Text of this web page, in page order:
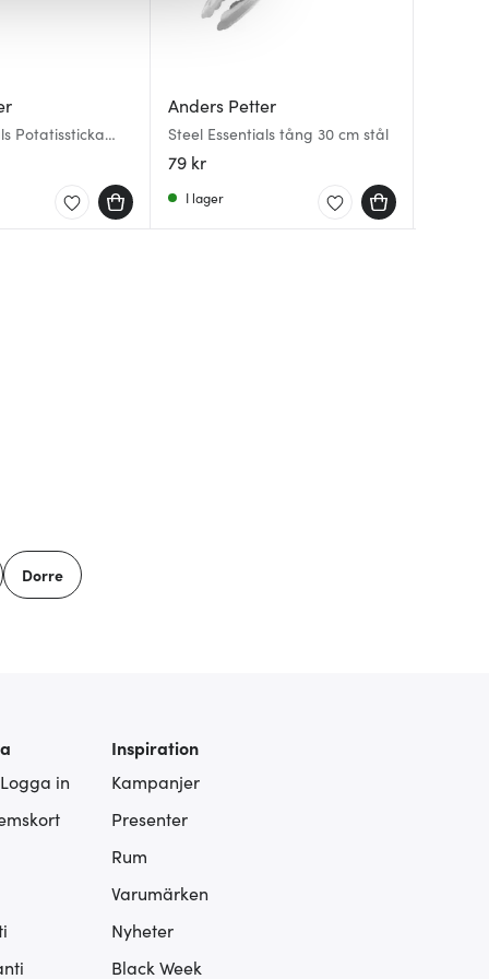
Potatissticka
Anders Petter
Steel Essentials tång 30 cm stål
79 kr
I lager
Dorre
in
Inspiration
Kampanjer
Presenter
Rum
Varumärken
Nyheter
Black Week